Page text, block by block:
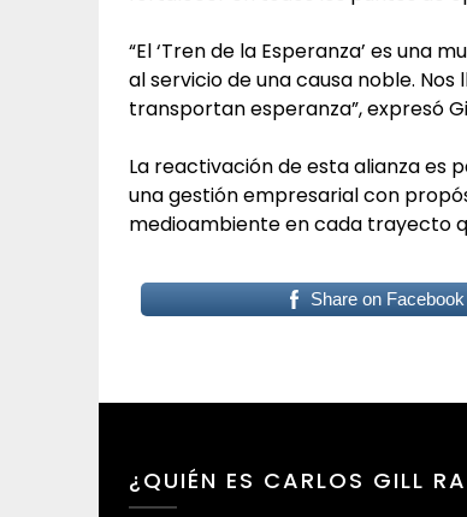
“El ‘Tren de la Esperanza’ es una
al servicio de una causa noble.
transportan esperanza”, expresó
La reactivación de esta alianza es
una gestión empresarial con
medioambiente en cada trayecto
Share on Facebook
¿QUIÉN ES CARLOS GILL